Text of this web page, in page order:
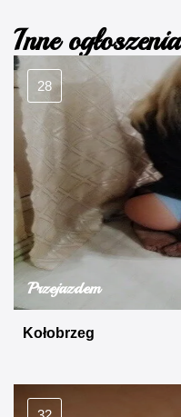
Inne ogłoszenia
28
Przejazdem
Kołobrzeg